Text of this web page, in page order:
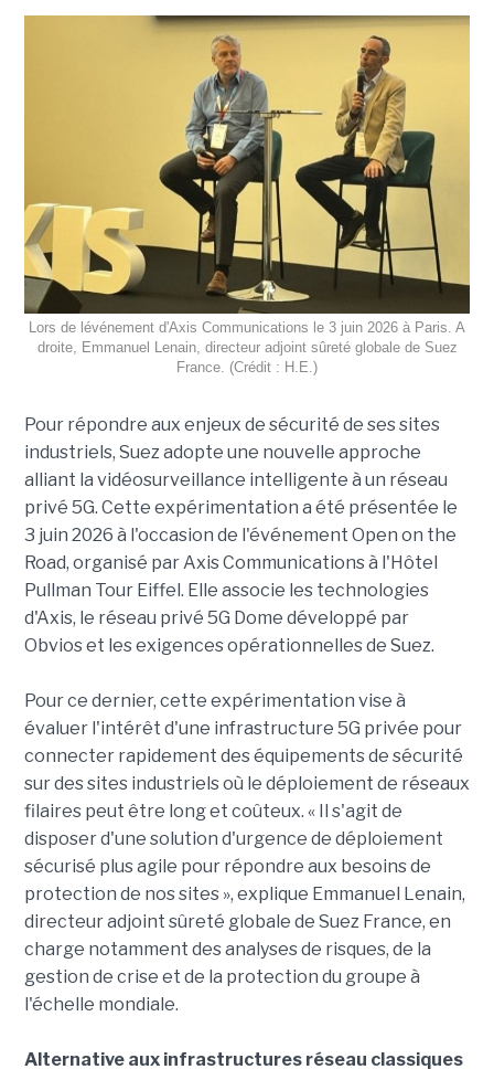
Lors de lévénement d'Axis Communications le 3 juin 2026 à Paris. A
droite, Emmanuel Lenain, directeur adjoint sûreté globale de Suez
France. (Crédit : H.E.)
Pour répondre aux enjeux de sécurité de ses sites
industriels, Suez adopte une nouvelle approche
alliant la vidéosurveillance intelligente à un réseau
privé 5G. Cette expérimentation a été présentée le
3 juin 2026 à l'occasion de l'événement Open on the
Road, organisé par Axis Communications à l'Hôtel
Pullman Tour Eiffel. Elle associe les technologies
d'Axis, le réseau privé 5G Dome développé par
Obvios et les exigences opérationnelles de Suez.
Pour ce dernier, cette expérimentation vise à
évaluer l'intérêt d'une infrastructure 5G privée pour
connecter rapidement des équipements de sécurité
sur des sites industriels où le déploiement de réseaux
filaires peut être long et coûteux. « Il s'agit de
disposer d'une solution d'urgence de déploiement
sécurisé plus agile pour répondre aux besoins de
protection de nos sites », explique Emmanuel Lenain,
directeur adjoint sûreté globale de Suez France, en
charge notamment des analyses de risques, de la
gestion de crise et de la protection du groupe à
l'échelle mondiale.
Alternative aux infrastructures réseau classiques